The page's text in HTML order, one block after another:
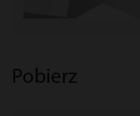
Pobierz